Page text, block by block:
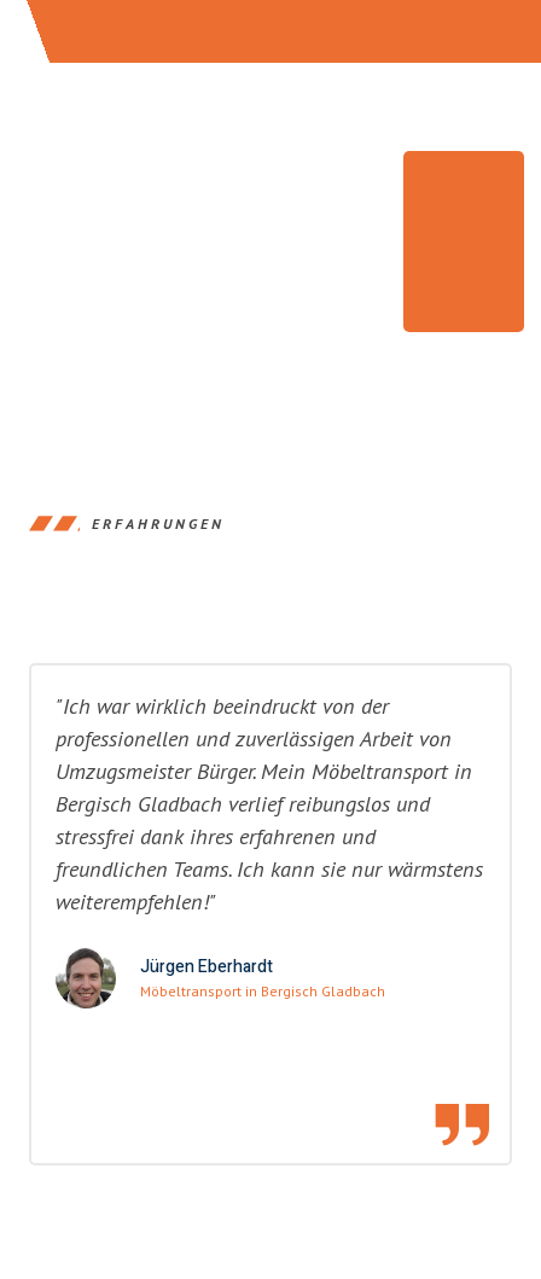
ERFAHRUNGEN
"Ich war wirklich beeindruckt von der
professionellen und zuverlässigen Arbeit von
Umzugsmeister Bürger. Mein Möbeltransport in
Bergisch Gladbach verlief reibungslos und
stressfrei dank ihres erfahrenen und
freundlichen Teams. Ich kann sie nur wärmstens
weiterempfehlen!"
Jürgen Eberhardt
Möbeltransport in Bergisch Gladbach